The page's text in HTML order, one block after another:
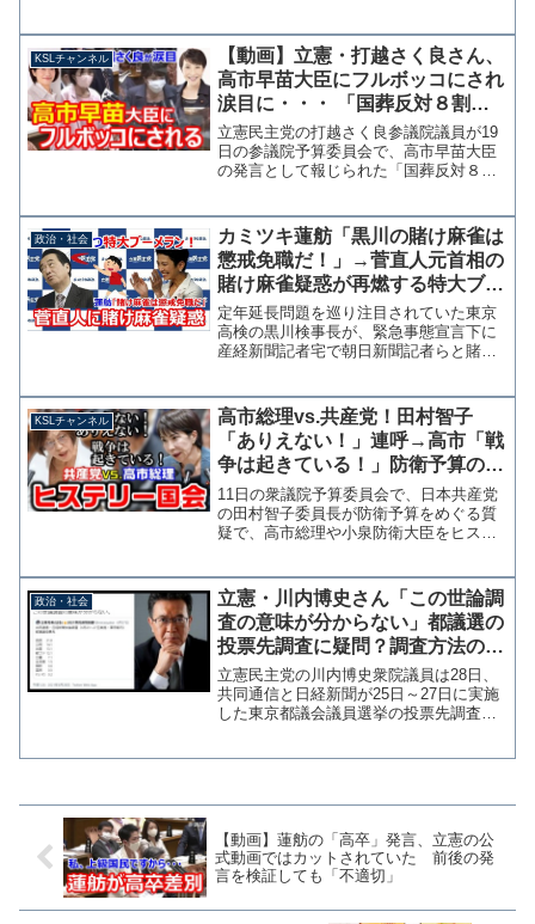
の自己責任だの、45歳定年であとは自己
責任でやれだの、こ...
KSLチャンネル
【動画】立憲・打越さく良さん、
高市早苗大臣にフルボッコにされ
涙目に・・・ 「国葬反対８割が
隣の大陸から」発言を完全に否定
される
立憲民主党の打越さく良参議院議員が19
日の参議院予算委員会で、高市早苗大臣
の発言として報じられた「国葬反対８割
勢のよい打越氏であるが、メディアの情
報だけをもとに質問通告...
政治・社会
カミツキ蓮舫「黒川の賭け麻雀は
懲戒免職だ！」→菅直人元首相の
賭け麻雀疑惑が再燃する特大ブー
メラン直撃
定年延長問題を巡り注目されていた東京
高検の黒川検事長が、緊急事態宣言下に
産経新聞記者宅で朝日新聞記者らと賭け
表らは「辞任ではなく懲戒免職」と政治
介入の構えを見せている。最高...
KSLチャンネル
高市総理vs.共産党！田村智子
「ありえない！」連呼→高市「戦
争は起きている！」防衛予算の対
GDP比めぐり激しい舌戦【KSL
チャンネル】
11日の衆議院予算委員会で、日本共産党
の田村智子委員長が防衛予算をめぐる質
疑で、高市総理や小泉防衛大臣をヒステ
りますが、動画のあとに田村委員長の変
化など簡単な解説を加え...
政治・社会
立憲・川内博史さん「この世論調
査の意味が分からない」都議選の
投票先調査に疑問？調査方法の限
界と数字のカラクリ
立憲民主党の川内博史衆院議員は28日、
共同通信と日経新聞が25日～27日に実施
した東京都議会議員選挙の投票先調査の
【動画】蓮舫の「高卒」発言、立憲の公
式動画ではカットされていた 前後の発
言を検証しても「不適切」